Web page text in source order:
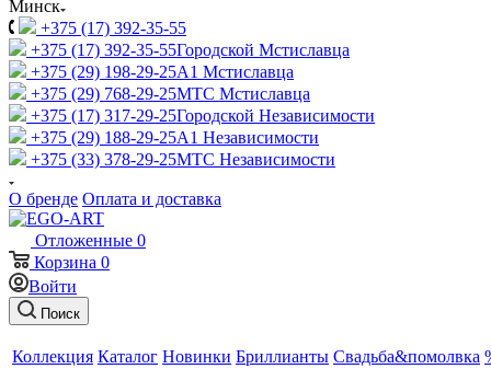
Минск
+375 (17) 392-35-55
+375 (17) 392-35-55Городской Мстиславца
+375 (29) 198-29-25A1 Мстиславца
+375 (29) 768-29-25МТС Мстиславца
+375 (17) 317-29-25Городской Независимости
+375 (29) 188-29-25A1 Независимости
+375 (33) 378-29-25МТС Независимости
О бренде Оплата и доставка
Отложенные 0
Корзина 0
Войти
Поиск
Коллекция Каталог Новинки Бриллианты Свадьба&помолвка